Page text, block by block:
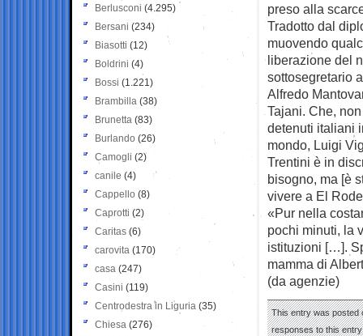
preso alla
Tradotto dal
muovendo
liberazione del
sottosegretario
Alfredo
Tajani. Che,
detenuti italiani
mondo, Luigi
Trentini è in
bisogno, ma [è
vivere a El
«Pur nella
pochi minuti, la
istituzioni […].
mamma di
(da agenzie)
This entry was posted
responses to this
Berlusconi (4.295)
Bersani (234)
Biasotti (12)
Boldrini (4)
Bossi (1.221)
Brambilla (38)
Brunetta (83)
Burlando (26)
Camogli (2)
canile (4)
Cappello (8)
Caprotti (2)
Caritas (6)
carovita (170)
casa (247)
Casini (119)
Centrodestra in Liguria (35)
Chiesa (276)